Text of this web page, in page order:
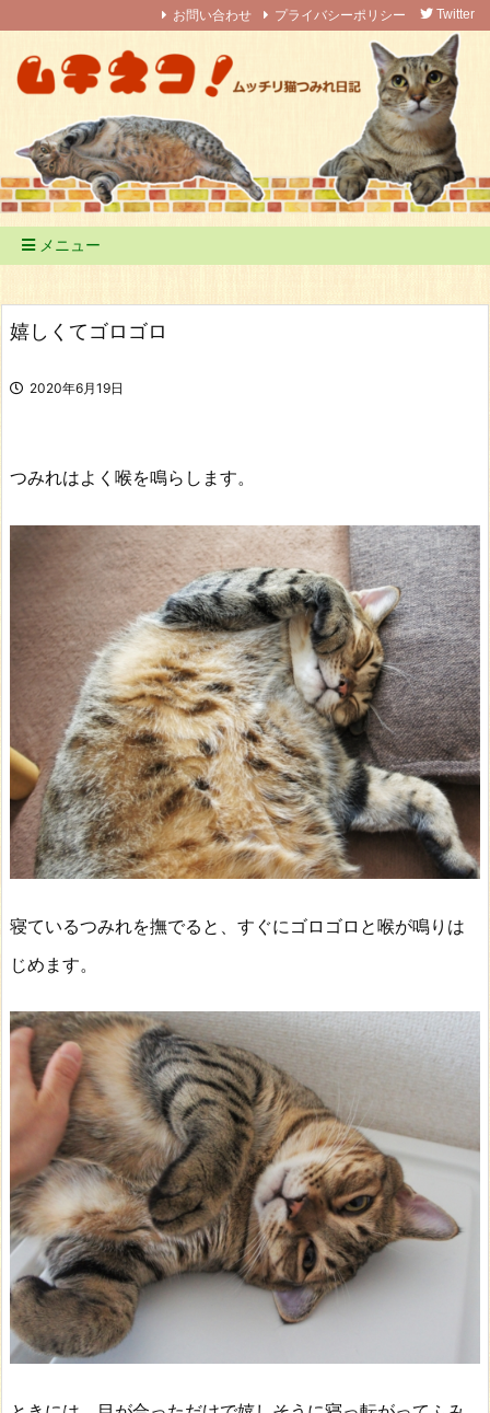
メニュー
お問い合わせ プライバシーポリシー Twitter
嬉しくてゴロゴロ
2020年6月19日
つみれはよく喉を鳴らします。
寝ているつみれを撫でると、すぐにゴロゴロと喉が鳴りは
じめます。